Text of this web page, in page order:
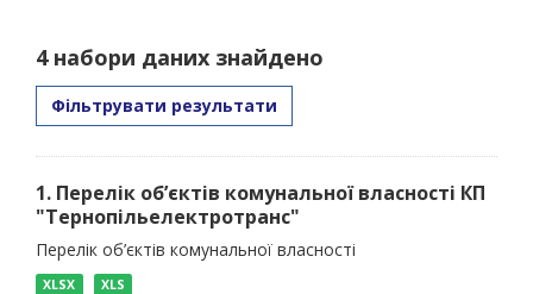
4 набори даних знайдено
Фільтрувати результати
1. Перелік об’єктів комунальної власності КП
"Тернопільелектротранс"
Перелік об’єктів комунальної власності
XLSX XLS